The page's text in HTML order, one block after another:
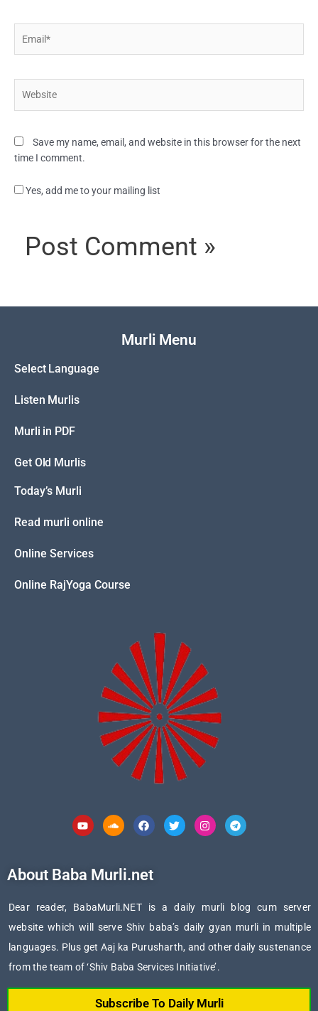
Save my name, email, and website in this browser for the next
time I comment.
Yes, add me to your mailing list
Murli Menu
Select Language
Listen Murlis
Murli in PDF
Get Old Murlis
Today’s Murli
Read murli online
Online Services
Online RajYoga Course
YoutubeSoundcloud
FacebookTwitterInstagramTelegram
About Baba Murli.net
Dear reader, BabaMurli.NET is a daily murli blog cum server
website which will serve Shiv baba’s daily gyan murli in multiple
languages. Plus get Aaj ka Purusharth, and other daily sustenance
from the team of ‘Shiv Baba Services Initiative’.
Subscribe To Daily Murli